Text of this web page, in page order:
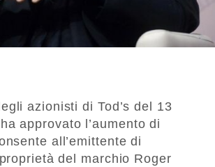
azionisti di Tod’s del 13
approvato l’aumento di
all’emittente di
del marchio Roger